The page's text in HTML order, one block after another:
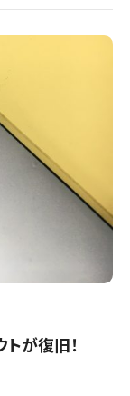
が復旧！